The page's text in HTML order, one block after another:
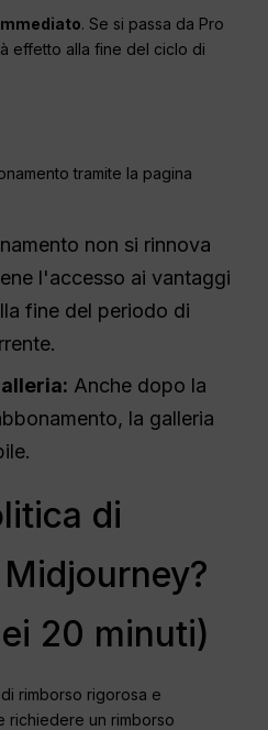
. Se si passa da Pro
effetto alla fine del ciclo di
tramite la pagina
non si rinnova
l'accesso ai vantaggi
fine del periodo di
Anche dopo la
la galleria
di
20 minuti)
rimborso rigorosa e
richiedere un rimborso